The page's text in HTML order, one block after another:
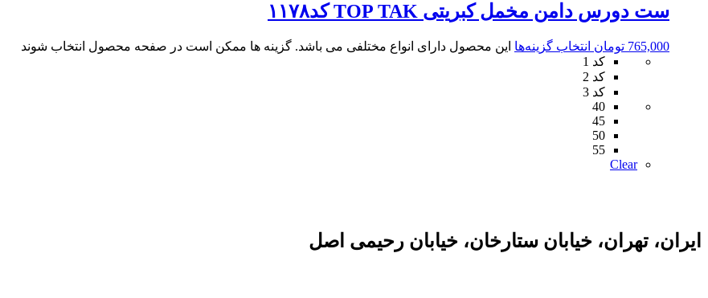
ست دورس دامن مخمل کبریتی TOP TAK کد۱۱۷۸
765,000 تومان انتخاب گزینه‌ها این محصول دارای انواع مختلفی می باشد. گزینه ها ممکن است در صفحه محصول انتخاب شوند
کد 1
کد 2
کد 3
40
45
50
55
Clear
ایران، تهران، خیابان ستارخان، خیابان رحیمی اصل